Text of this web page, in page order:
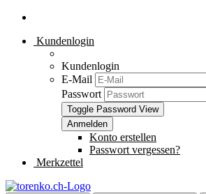
Kundenlogin
Kundenlogin
E-Mail
Passwort
Toggle Password View
Konto erstellen
Passwort vergessen?
Merkzettel